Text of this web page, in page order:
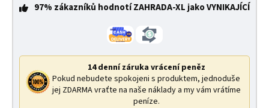
97% zákazníků hodnotí ZAHRADA-XL jako VYNIKAJÍCÍ
14 denní záruka vrácení peněz
Pokud nebudete spokojeni s produktem, jednoduše
jej ZDARMA vraťte na naše náklady a my vám vrátíme
peníze.